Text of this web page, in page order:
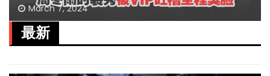
March 7, 2024
最新